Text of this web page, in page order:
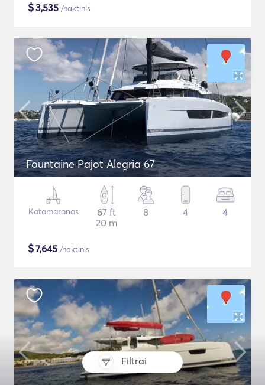
Filtrai
$3,535 /naktinis
Fountaine Pajot Alegria 67
Katamaranas
67 ft
20 m
8 4 4
$7,645 /naktinis